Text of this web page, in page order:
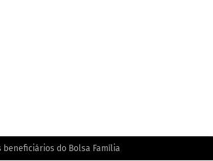
beneficiários do Bolsa Família